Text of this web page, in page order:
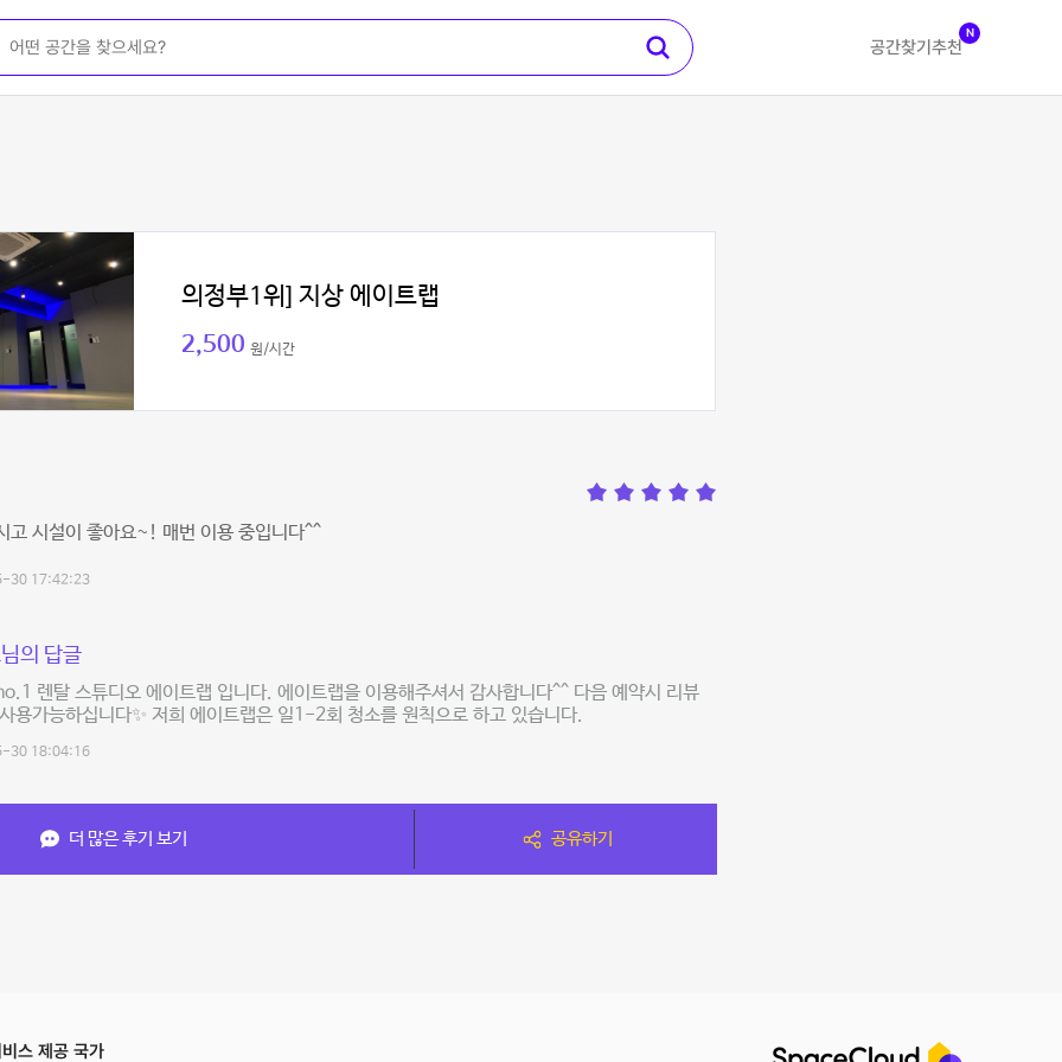
공간찾기 추천
N
의정부1위] 지상 에이트랩
2,500 원/시간
고 시설이 좋아요~! 매번 이용 중입니다^^
30 17:42:23
의 답글
렌탈 스튜디오 에이트랩 입니다. 에이트랩을 이용해주셔서 감사합니다^^ 다음 예약시 리뷰
용가능하십니다✨ 저희 에이트랩은 일1-2회 청소를 원칙으로 하고 있습니다.
30 18:04:16
더 많은 후기 보기 공유하기
스 제공 국가